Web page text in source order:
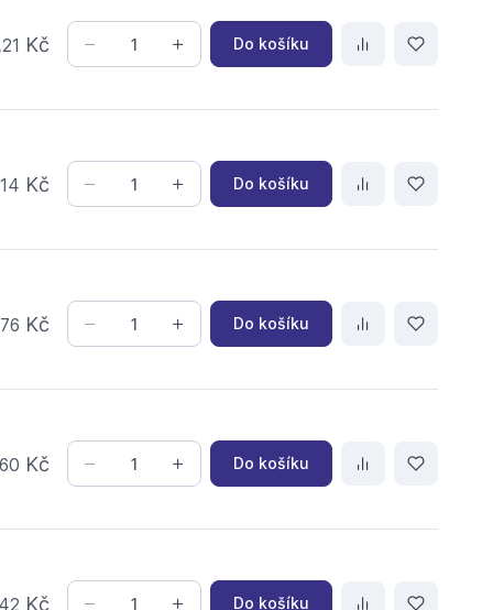
21 Kč Do košíku
14 Kč Do košíku
76 Kč Do košíku
60 Kč Do košíku
42 Kč Do košíku